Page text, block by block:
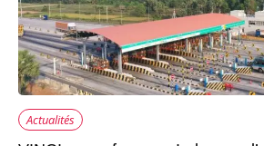
Actualités